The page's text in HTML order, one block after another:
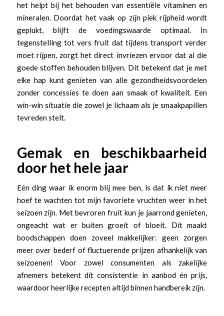
het helpt bij het behouden van essentiële vitaminen en
mineralen. Doordat het vaak op zijn piek rijpheid wordt
geplukt, blijft de voedingswaarde optimaal. In
tegenstelling tot vers fruit dat tijdens transport verder
moet rijpen, zorgt het direct invriezen ervoor dat al die
goede stoffen behouden blijven. Dit betekent dat je met
elke hap kunt genieten van alle gezondheidsvoordelen
zonder concessies te doen aan smaak of kwaliteit. Een
win-win situatie die zowel je lichaam als je smaakpapillen
tevreden stelt.
Gemak en beschikbaarheid
door het hele jaar
Eén ding waar ik enorm blij mee ben, is dat ik niet meer
hoef te wachten tot mijn favoriete vruchten weer in het
seizoen zijn. Met bevroren fruit kun je jaarrond genieten,
ongeacht wat er buiten groeit of bloeit. Dit maakt
boodschappen doen zoveel makkelijker: geen zorgen
meer over bederf of fluctuerende prijzen afhankelijk van
seizoenen! Voor zowel consumenten als zakelijke
afnemers betekent dit consistentie in aanbod én prijs,
waardoor heerlijke recepten altijd binnen handbereik zijn.